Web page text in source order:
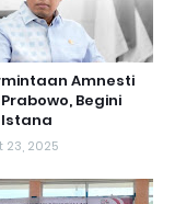
Amnesti
Begini
Istana
23, 2025